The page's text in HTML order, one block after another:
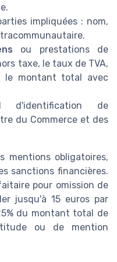
impliquées : nom,
ou prestations de
taxe, le taux de TVA,
le montant total avec
d'identification de
du Commerce et des
mentions obligatoires,
sanctions financières.
pour omission de
jusqu'à 15 euros par
du montant total de
ou de mention